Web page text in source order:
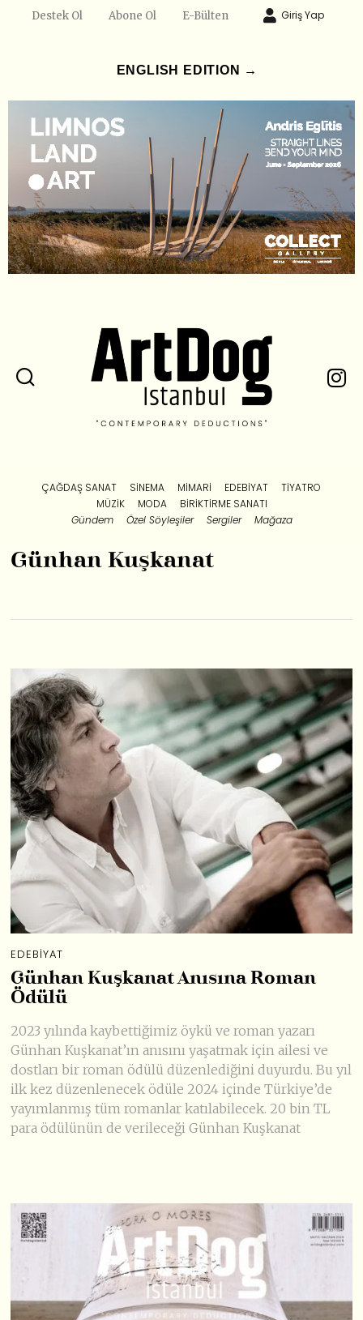
Destek Ol Abone Ol E-Bülten Giriş Yap
ENGLISH EDITION →
ÇAĞDAŞ SANAT SINEMA MIMARI EDEBIYAT
TIYATRO
MÜZIK
MODA
BIRIKTIRME SANATI
Gündem
Özel Söyleşiler Sergiler Mağaza
Günhan Kuşkanat
EDEBIYAT
Günhan Kuşkanat Anısına Roman
Ödülü
2023 yılında kaybettiğimiz öykü ve roman yazarı
Günhan Kuşkanat’ın anısını yaşatmak için ailesi ve
dostları bir roman ödülü düzenlediğini duyurdu. Bu yıl
ilk kez düzenlenecek ödüle 2024 içinde Türkiye’de
yayımlanmış tüm romanlar katılabilecek. 20 bin TL
para ödülünün de verileceği Günhan Kuşkanat